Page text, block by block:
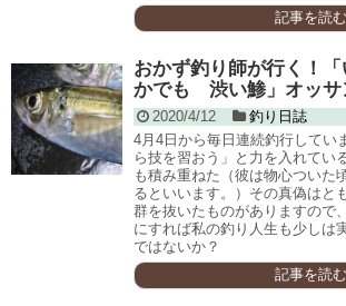
記事を読む
おかず釣り師が行く！
かでも 渋い鯵」オッサ
2020/4/12
釣り日誌
4月4日から毎日連続釣行してい
ら技を習おう」と力を入れてい
も積み重ねた（彼は物心ついた
るといいます。）その真偽はと
群を抜いたものがありますので
にすれば私の釣り人生も少しは
ではないか？
記事を読む